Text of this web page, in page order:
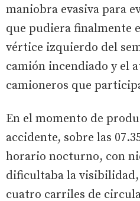
maniobra evasiva para
que pudiera finalmente
vértice izquierdo del
camión incendiado y el
camioneros que
En el momento de
accidente, sobre las
horario nocturno, con
dificultaba la visibilidad,
cuatro carriles de